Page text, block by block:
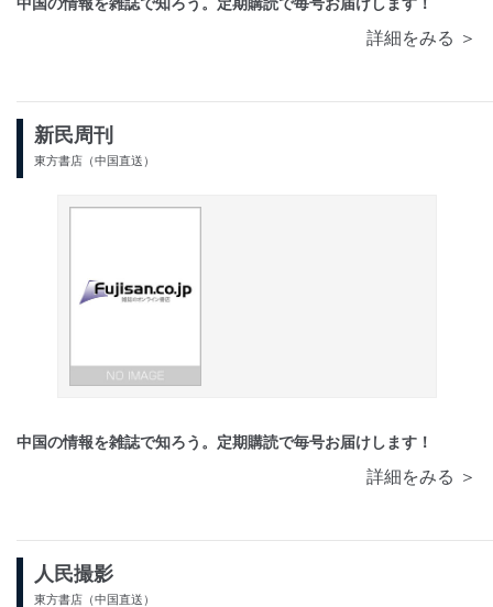
詳細をみる ＞
新民周刊
東方書店（中国直送）
中国の情報を雑誌で知ろう。定期購読で毎号お届けします！
詳細をみる ＞
人民撮影
東方書店（中国直送）